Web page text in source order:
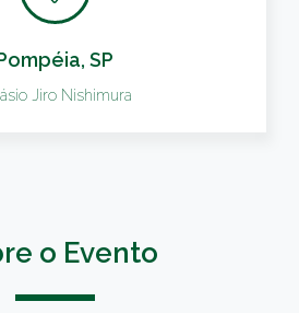
SP
Jiro Nishimura
o Evento